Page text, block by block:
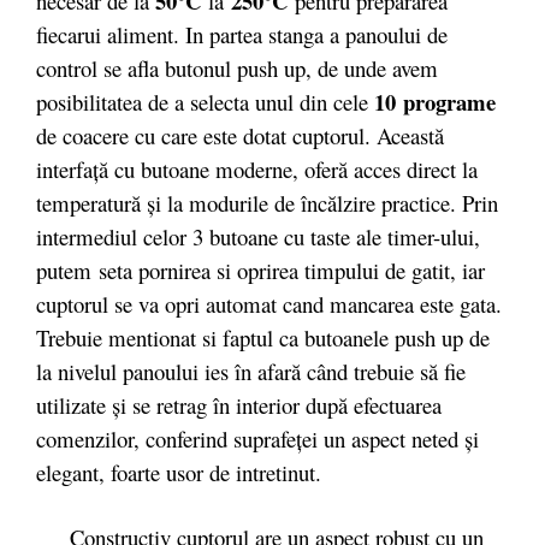
fiecarui aliment. In partea stanga a panoului de
control se afla butonul push up, de unde avem
posibilitatea de a selecta unul din cele 10 programe
de coacere cu care este dotat cuptorul. Această
interfaţă cu butoane moderne, oferă acces direct la
temperatură şi la modurile de încălzire practice. Prin
intermediul celor 3 butoane cu taste ale timer-ului,
putem seta pornirea si oprirea timpului de gatit, iar
cuptorul se va opri automat cand mancarea este gata.
Trebuie mentionat si faptul ca butoanele push up de
la nivelul panoului ies în afară când trebuie să fie
utilizate şi se retrag în interior după efectuarea
comenzilor, conferind suprafeţei un aspect neted şi
elegant, foarte usor de intretinut.
Constructiv cuptorul are un aspect robust cu un